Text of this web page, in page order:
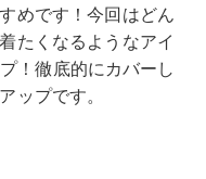
めです！今回はどん
たくなるようなアイ
！徹底的にカバーし
ップです。